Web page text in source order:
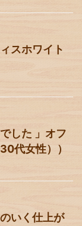
スホワイト
した 」オフ
代女性））
いく仕上が